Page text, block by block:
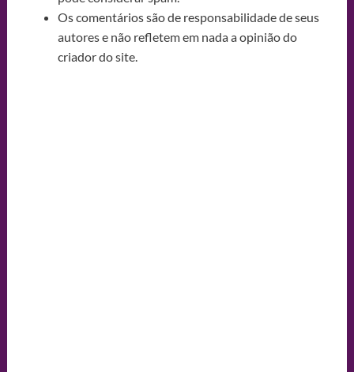
Os comentários são de responsabilidade de seus
autores e não refletem em nada a opinião do
criador do site.